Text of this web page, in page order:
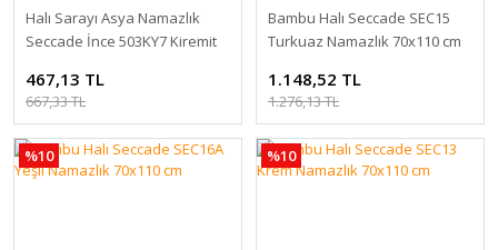
Halı Sarayı Asya Namazlık
Seccade İnce 503KY7 Kiremit
467,13 TL
667,33 TL
Bambu Halı Seccade SEC15
Turkuaz Namazlık 70x110 cm
1.148,52 TL
1.276,13 TL
%10 %10